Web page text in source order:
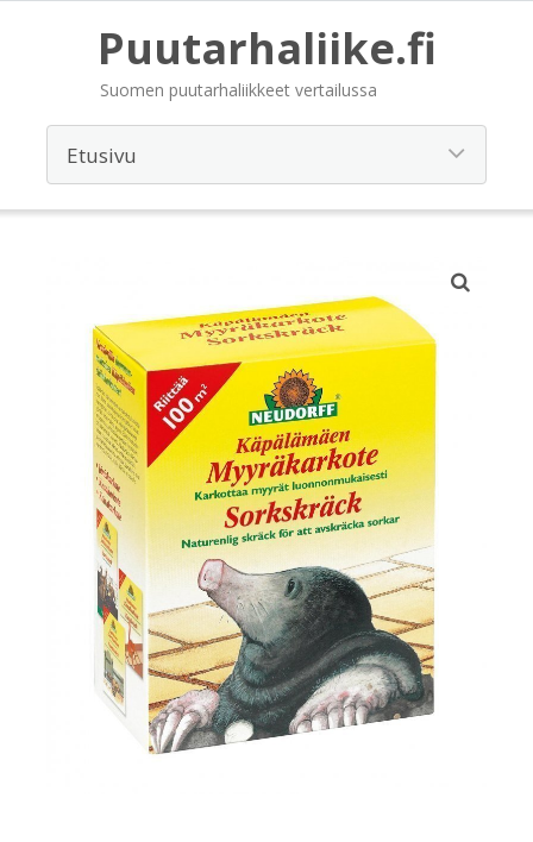
Puutarhaliike.fi
Suomen puutarhaliikkeet vertailussa